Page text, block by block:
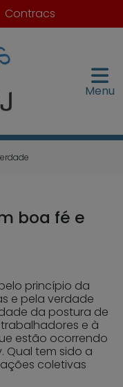
Contracs
Menu
boa fé e
princípio da
e pela verdade
da postura de
e à
estão ocorrendo
Qual tem sido a
coletivas